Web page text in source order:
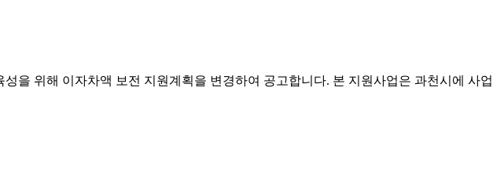
을 위해 이자차액 보전 지원계획을 변경하여 공고합니다. 본 지원사업은 과천시에 사